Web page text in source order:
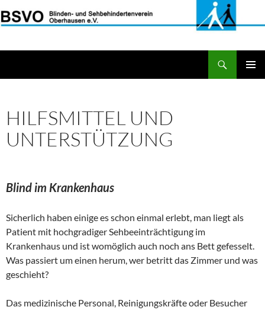
Inhalt
HILFSMITTEL UND
UNTERSTÜTZUNG
Blind im Krankenhaus
Sicherlich haben einige es schon einmal erlebt, man liegt als
Patient mit hochgradiger Sehbeeinträchtigung im
Krankenhaus und ist womöglich auch noch ans Bett gefesselt.
Was passiert um einen herum, wer betritt das Zimmer und was
geschieht?
Das medizinische Personal, Reinigungskräfte oder Besucher